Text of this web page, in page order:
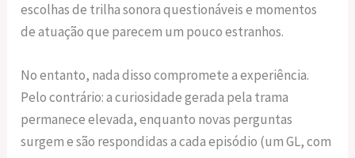
escolhas de trilha sonora questionáveis e momentos
de atuação que parecem um pouco estranhos.
No entanto, nada disso compromete a experiência.
Pelo contrário: a curiosidade gerada pela trama
permanece elevada, enquanto novas perguntas
surgem e são respondidas a cada episódio (um GL, com